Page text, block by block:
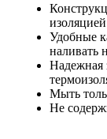
Удобные
наливать
Надежная
Мыть
Не